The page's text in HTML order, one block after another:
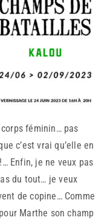
féminin… pas
c’est vrai qu’elle en
Enfin, je ne veux pas
du tout… je veux
de copine… Comme
Marthe son champ